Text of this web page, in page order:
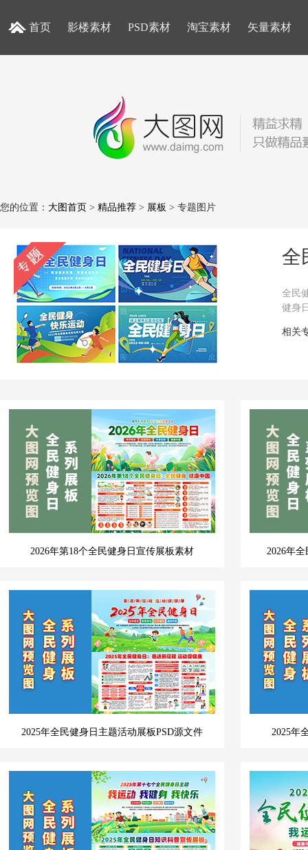
首页 影楼素材 PSD素材 淘宝素材 矢量素材
您的位置： 大图首页 > 精品推荐 > 展板 > 专题图片
全
全民
健身
相关
2026年第18个全民健身日宣传展板素材 2026年
2025年全民健身日主题活动展板PSD源文件 2025年